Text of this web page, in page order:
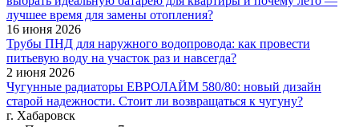
лучшее время для замены отопления?
16 июня 2026
Трубы ПНД для наружного водопровода: как провести
питьевую воду на участок раз и навсегда?
2 июня 2026
Чугунные радиаторы ЕВРОЛАЙМ 580/80: новый дизайн
старой надежности. Стоит ли возвращаться к чугуну?
г. Хабаровск